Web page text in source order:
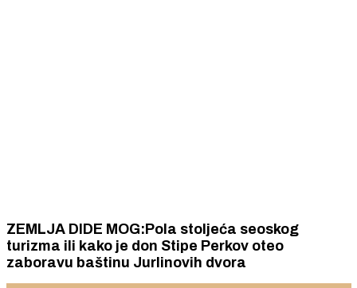
ZEMLJA DIDE MOG:Pola stoljeća seoskog
turizma ili kako je don Stipe Perkov oteo
zaboravu baštinu Jurlinovih dvora